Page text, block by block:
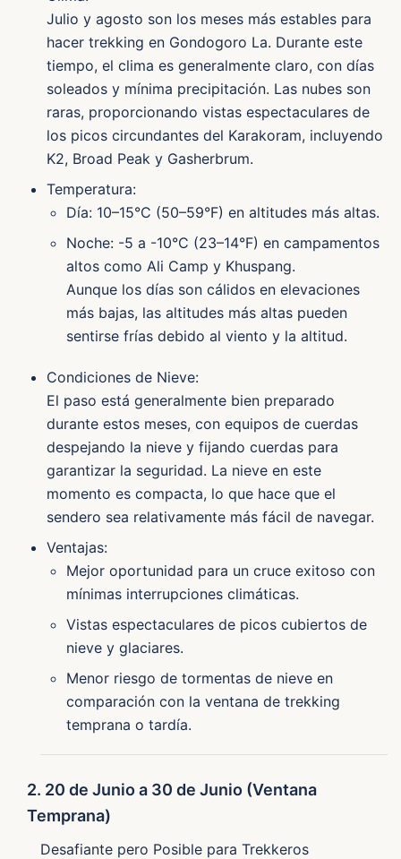
Julio y agosto son los meses más estables para
hacer trekking en Gondogoro La. Durante este
tiempo, el clima es generalmente claro, con días
soleados y mínima precipitación. Las nubes son
raras, proporcionando vistas espectaculares de
los picos circundantes del Karakoram, incluyendo
K2, Broad Peak y Gasherbrum.
Temperatura:
Día: 10–15°C (50–59°F) en altitudes más altas.
Noche: -5 a -10°C (23–14°F) en campamentos
altos como Ali Camp y Khuspang.
Aunque los días son cálidos en elevaciones
más bajas, las altitudes más altas pueden
sentirse frías debido al viento y la altitud.
Condiciones de Nieve:
El paso está generalmente bien preparado
durante estos meses, con equipos de cuerdas
despejando la nieve y fijando cuerdas para
garantizar la seguridad. La nieve en este
momento es compacta, lo que hace que el
sendero sea relativamente más fácil de navegar.
Ventajas:
Mejor oportunidad para un cruce exitoso con
mínimas interrupciones climáticas.
Vistas espectaculares de picos cubiertos de
nieve y glaciares.
Menor riesgo de tormentas de nieve en
comparación con la ventana de trekking
temprana o tardía.
2. 20 de Junio a 30 de Junio (Ventana
Temprana)
Desafiante pero Posible para Trekkeros